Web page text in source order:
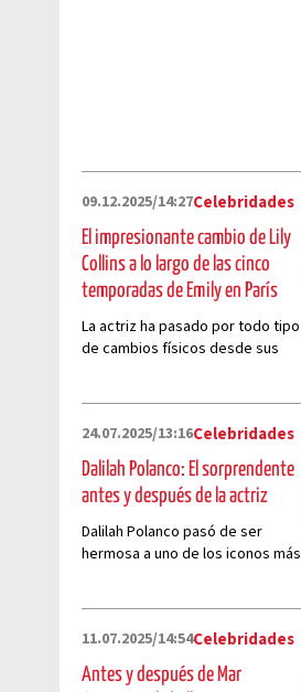
09.12.2025/14:27Celebridades
El impresionante cambio de Lily
Collins a lo largo de las cinco
temporadas de Emily en París
La actriz ha pasado por todo tipo
de cambios físicos desde sus
24.07.2025/13:16Celebridades
Dalilah Polanco: El sorprendente
antes y después de la actriz
Dalilah Polanco pasó de ser
hermosa a uno de los iconos más
11.07.2025/14:54Celebridades
Antes y después de Mar